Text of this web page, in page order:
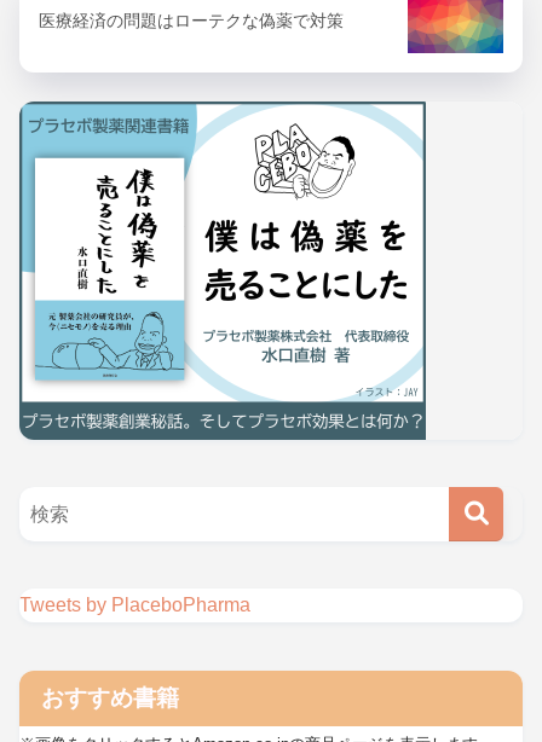
医療経済の問題はローテクな偽薬で対策
Tweets by PlaceboPharma
おすすめ書籍